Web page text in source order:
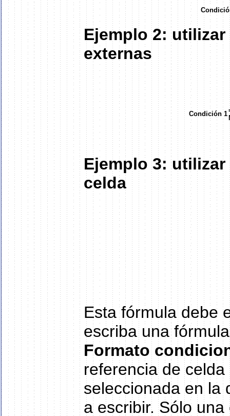
Ejemplo 2:
externas
Condición 1
Ejemplo 3:
celda
Esta fórmula debe
escriba una
Formato
referencia de
seleccionada en la
a escribir. Sólo